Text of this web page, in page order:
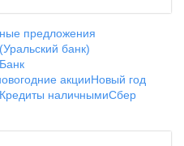
предложения
банк)
акцииНовый год
Кредиты наличнымиСбер